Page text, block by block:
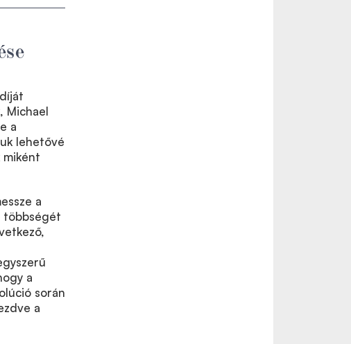
Michael
a
lehetővé
a
többségét
a
során
a